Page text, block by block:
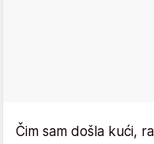
Čim sam došla kući,